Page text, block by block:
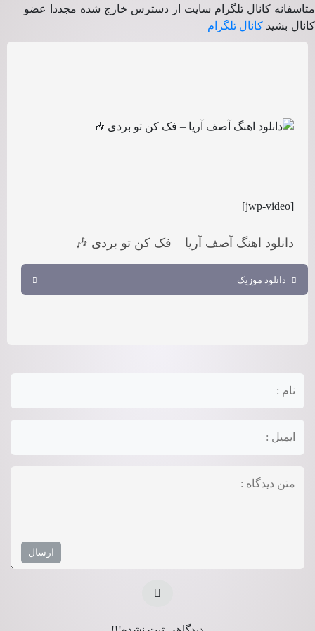
متاسفانه کانال تلگرام سایت از دسترس خارج شده مجددا عضو
کانال بشید کانال تلگرام
[jwp-video]
دانلود اهنگ آصف آریا – فک کن تو بردی 🎶
دانلود موزیک